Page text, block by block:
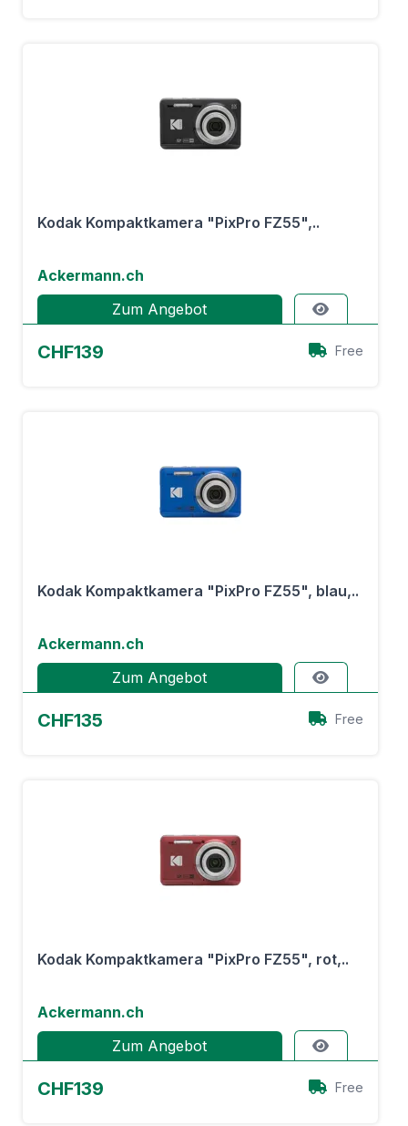
Kodak Kompaktkamera "PixPro FZ55",..
Ackermann.ch
Zum Angebot
CHF139 Free
Kodak Kompaktkamera "PixPro FZ55", blau,..
Ackermann.ch
Zum Angebot
CHF135 Free
Kodak Kompaktkamera "PixPro FZ55", rot,..
Ackermann.ch
Zum Angebot
CHF139 Free